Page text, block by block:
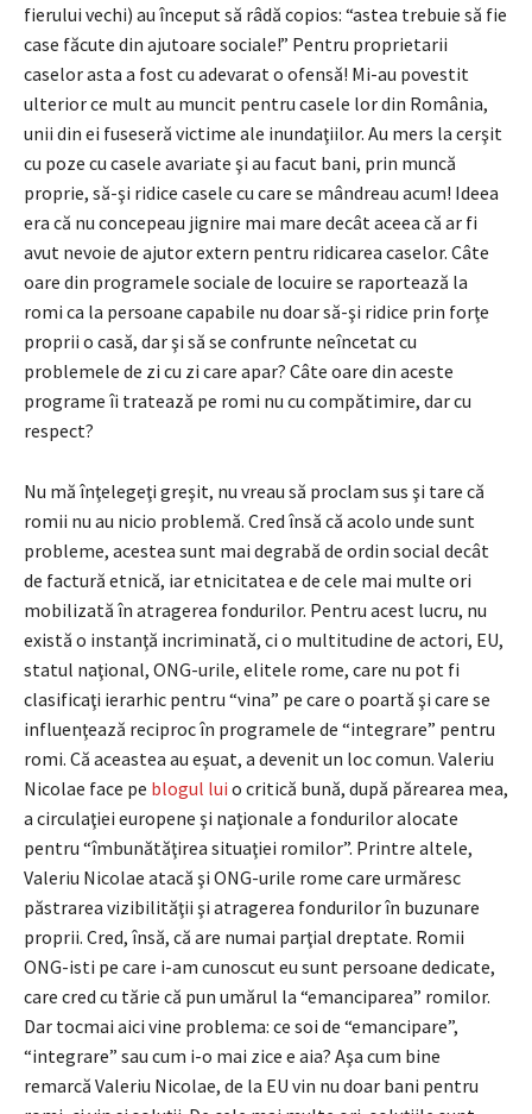
fierului vechi) au început să râdă copios: “astea trebuie să fie
case făcute din ajutoare sociale!” Pentru proprietarii
caselor asta a fost cu adevarat o ofensă! Mi-au povestit
ulterior ce mult au muncit pentru casele lor din România,
unii din ei fuseseră victime ale inundaţiilor. Au mers la cerşit
cu poze cu casele avariate şi au facut bani, prin muncă
proprie, să-şi ridice casele cu care se mândreau acum! Ideea
era că nu concepeau jignire mai mare decât aceea că ar fi
avut nevoie de ajutor extern pentru ridicarea caselor. Câte
oare din programele sociale de locuire se raportează la
romi ca la persoane capabile nu doar să-şi ridice prin forţe
proprii o casă, dar şi să se confrunte neîncetat cu
problemele de zi cu zi care apar? Câte oare din aceste
programe îi tratează pe romi nu cu compătimire, dar cu
respect?
Nu mă înţelegeţi greşit, nu vreau să proclam sus şi tare că
romii nu au nicio problemă. Cred însă că acolo unde sunt
probleme, acestea sunt mai degrabă de ordin social decât
de factură etnică, iar etnicitatea e de cele mai multe ori
mobilizată în atragerea fondurilor. Pentru acest lucru, nu
există o instanţă incriminată, ci o multitudine de actori, EU,
statul naţional, ONG-urile, elitele rome, care nu pot fi
clasificaţi ierarhic pentru “vina” pe care o poartă şi care se
influenţează reciproc în programele de “integrare” pentru
romi. Că aceastea au eşuat, a devenit un loc comun. Valeriu
Nicolae face pe blogul lui o critică bună, după părearea mea,
a circulaţiei europene şi naţionale a fondurilor alocate
pentru “îmbunătăţirea situaţiei romilor”. Printre altele,
Valeriu Nicolae atacă şi ONG-urile rome care urmăresc
păstrarea vizibilităţii şi atragerea fondurilor în buzunare
proprii. Cred, însă, că are numai parţial dreptate. Romii
ONG-isti pe care i-am cunoscut eu sunt persoane dedicate,
care cred cu tărie că pun umărul la “emanciparea” romilor.
Dar tocmai aici vine problema: ce soi de “emancipare”,
“integrare” sau cum i-o mai zice e aia? Aşa cum bine
remarcă Valeriu Nicolae, de la EU vin nu doar bani pentru